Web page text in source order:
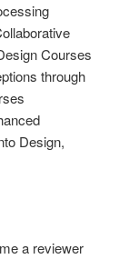
Courses
through
Design,
a reviewer